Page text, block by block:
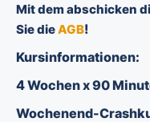
Mit dem abschicken
Sie dieAGB!
Kursinformationen:
4 Wochen x 90
Wochenend-